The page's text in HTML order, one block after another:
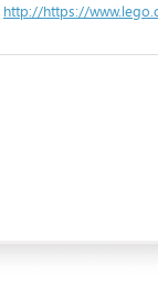
http://https://